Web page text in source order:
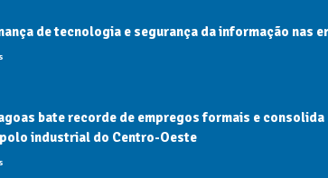
de tecnologia e segurança da informação nas
bate recorde de empregos formais e
industrial do Centro-Oeste